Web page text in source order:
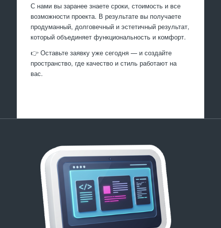
С нами вы заранее знаете сроки, стоимость и все
возможности проекта. В результате вы получаете
продуманный, долговечный и эстетичный результат,
который объединяет функциональность и комфорт.
👉 Оставьте заявку уже сегодня — и создайте
пространство, где качество и стиль работают на
вас.